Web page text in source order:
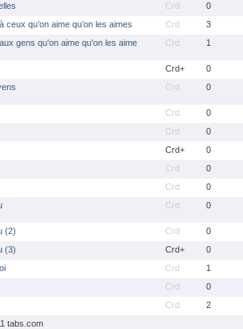
Crd
0
qu’on aime qu’on les aimes
Crd
3
gens qu'on aime qu'on les aime
Crd 1
Crd+
0
Crd 0
Crd
0
Crd
0
Crd+
0
Crd
0
Crd
0
Crd 0
(2) Crd
0
(3)
Crd+
0
Crd
1
Crd
0
Crd
2
tabs.com